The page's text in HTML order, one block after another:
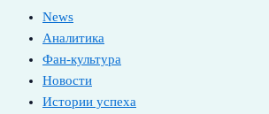
News
Аналитика
Фан-культура
Новости
Истории успеха